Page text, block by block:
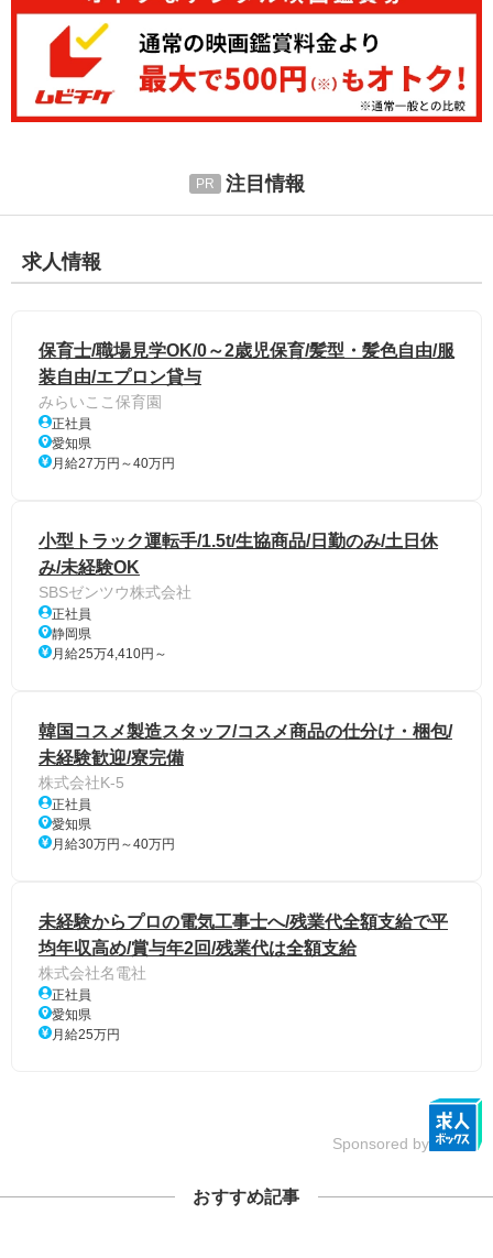
注目情報
求人情報
保育士/職場見学OK/0～2歳児保育/髪型・髪色自由/服
装自由/エプロン貸与
みらいここ保育園
正社員
愛知県
月給27万円～40万円
小型トラック運転手/1.5t/生協商品/日勤のみ/土日休
み/未経験OK
SBSゼンツウ株式会社
正社員
静岡県
月給25万4,410円～
韓国コスメ製造スタッフ/コスメ商品の仕分け・梱包/
未経験歓迎/寮完備
株式会社K-5
正社員
愛知県
月給30万円～40万円
未経験からプロの電気工事士へ/残業代全額支給で平
均年収高め/賞与年2回/残業代は全額支給
株式会社名電社
正社員
愛知県
月給25万円
Sponsored by
おすすめ記事